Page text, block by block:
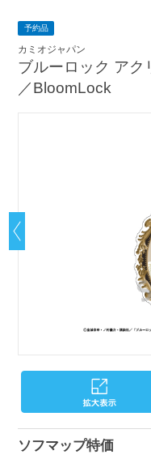
予約品
カミオジャパン
ブルーロック ア
／BloomLock
ソフマップ特価